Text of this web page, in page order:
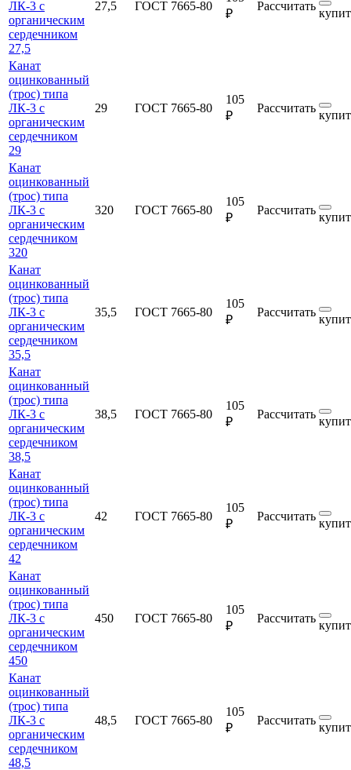
ЛК-3 с
органическим
сердечником
27,5
27,5 ГОСТ 7665-80
₽
Рассчитать
Канат
оцинкованный
(трос) типа
ЛК-3 с
органическим
сердечником
29
29 ГОСТ 7665-80
105
₽
Рассчитать
Канат
оцинкованный
(трос) типа
ЛК-3 с
органическим
сердечником
320
320 ГОСТ 7665-80
105
₽
Рассчитать
Канат
оцинкованный
(трос) типа
ЛК-3 с
органическим
сердечником
35,5
35,5 ГОСТ 7665-80
105
₽
Рассчитать
Канат
оцинкованный
(трос) типа
ЛК-3 с
органическим
сердечником
38,5
38,5 ГОСТ 7665-80
105
₽
Рассчитать
Канат
оцинкованный
(трос) типа
ЛК-3 с
органическим
сердечником
42
42 ГОСТ 7665-80
105
₽
Рассчитать
Канат
оцинкованный
(трос) типа
ЛК-3 с
органическим
сердечником
450
450 ГОСТ 7665-80
105
₽
Рассчитать
Канат
оцинкованный
(трос) типа
ЛК-3 с
органическим
сердечником
48,5
48,5 ГОСТ 7665-80
105
₽
Рассчитать